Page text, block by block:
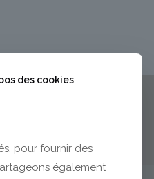
des cookies
pour fournir des
également